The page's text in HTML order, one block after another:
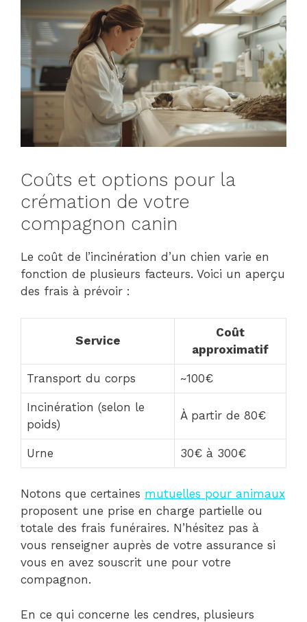
Coûts et options pour la
crémation de votre
compagnon canin
Le coût de l’incinération d’un chien varie en
fonction de plusieurs facteurs. Voici un aperçu
des frais à prévoir :
Service
Coût
approximatif
Transport du corps ~100€
Incinération (selon le
poids)
À partir de 80€
Urne 30€ à 300€
Notons que certaines mutuelles pour animaux
proposent une prise en charge partielle ou
totale des frais funéraires. N’hésitez pas à
vous renseigner auprès de votre assurance si
vous en avez souscrit une pour votre
compagnon.
En ce qui concerne les cendres, plusieurs